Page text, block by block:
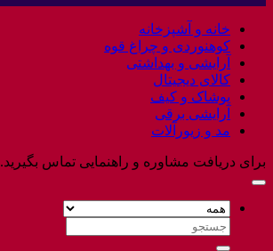
خانه و آشپزخانه
کوهنوردی و چراغ قوه
آرایشی و بهداشتی
کالای دیجیتال
پوشاک و کیف
آرایشی برقی
مد و زیورآلات
برای دریافت مشاوره و راهنمایی تماس بگیرید.
جستجو